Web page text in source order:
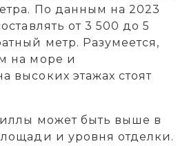
По данным на 2023
от 3 500 до 5
метр. Разумеется,
на море и
высоких этажах стоят
может быть выше в
и уровня отделки.